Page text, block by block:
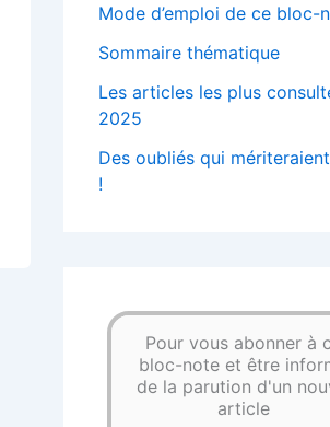
Mode d’emploi de ce bloc-
Sommaire thématique
Les articles les plus
2025
Des oubliés qui
!
Pour vous abonner à
bloc-note et être
de la parution d'un
article